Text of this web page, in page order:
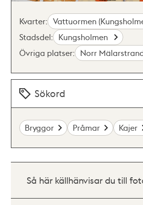
Kvarter: Vattuormen
Stadsdel: Kungsholmen
Övriga platser: Norr
Sökord
Bryggor Pråmar Kajer
Så här källhänvisar du till